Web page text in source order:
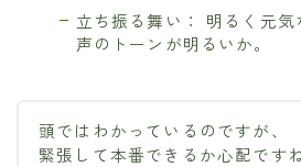
立ち振る舞い： 明るく元気
声のトーンが明るいか。
頭ではわかっているのですが、
緊張して本番できるか心配です